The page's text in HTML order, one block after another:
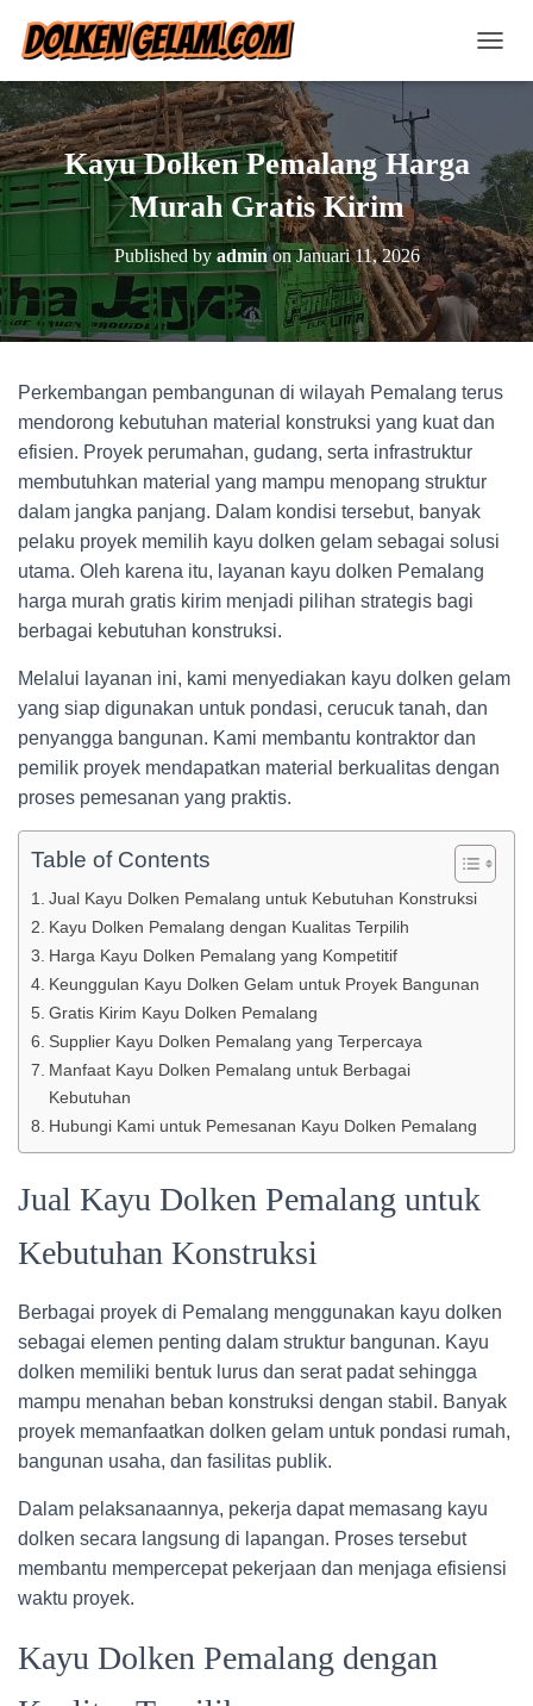
O
E
N
A
V
I
G
A
T
N
Kayu Dolken Pemalang Harga
Murah Gratis Kirim
Published byadminonJanuari 11, 2026
Perkembangan pembangunan di wilayah Pemalang terus
mendorong kebutuhan material konstruksi yang kuat dan
efisien. Proyek perumahan, gudang, serta infrastruktur
membutuhkan material yang mampu menopang struktur
dalam jangka panjang. Dalam kondisi tersebut, banyak
pelaku proyek memilih kayu dolken gelam sebagai solusi
utama. Oleh karena itu, layanan kayu dolken Pemalang
harga murah gratis kirim menjadi pilihan strategis bagi
berbagai kebutuhan konstruksi.
Melalui layanan ini, kami menyediakan kayu dolken gelam
yang siap digunakan untuk pondasi, cerucuk tanah, dan
penyangga bangunan. Kami membantu kontraktor dan
pemilik proyek mendapatkan material berkualitas dengan
proses pemesanan yang praktis.
Table of Contents
Jual Kayu Dolken Pemalang untuk Kebutuhan Konstruksi
Kayu Dolken Pemalang dengan Kualitas Terpilih
Harga Kayu Dolken Pemalang yang Kompetitif
Keunggulan Kayu Dolken Gelam untuk Proyek Bangunan
Gratis Kirim Kayu Dolken Pemalang
Supplier Kayu Dolken Pemalang yang Terpercaya
Manfaat Kayu Dolken Pemalang untuk Berbagai
Kebutuhan
Hubungi Kami untuk Pemesanan Kayu Dolken Pemalang
Jual Kayu Dolken Pemalang untuk
Kebutuhan Konstruksi
Berbagai proyek di Pemalang menggunakan kayu dolken
sebagai elemen penting dalam struktur bangunan. Kayu
dolken memiliki bentuk lurus dan serat padat sehingga
mampu menahan beban konstruksi dengan stabil. Banyak
proyek memanfaatkan dolken gelam untuk pondasi rumah,
bangunan usaha, dan fasilitas publik.
Dalam pelaksanaannya, pekerja dapat memasang kayu
dolken secara langsung di lapangan. Proses tersebut
membantu mempercepat pekerjaan dan menjaga efisiensi
waktu proyek.
Kayu Dolken Pemalang dengan